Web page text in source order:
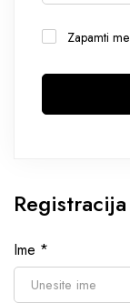
Zapamti me
Registracija
Ime *